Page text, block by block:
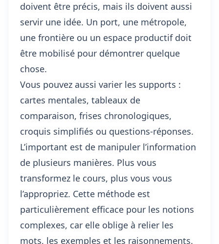
doivent être précis, mais ils doivent aussi
servir une idée. Un port, une métropole,
une frontière ou un espace productif doit
être mobilisé pour démontrer quelque
chose.
Vous pouvez aussi varier les supports :
cartes mentales, tableaux de
comparaison, frises chronologiques,
croquis simplifiés ou questions-réponses.
L’important est de manipuler l’information
de plusieurs manières. Plus vous
transformez le cours, plus vous vous
l’appropriez. Cette méthode est
particulièrement efficace pour les notions
complexes, car elle oblige à relier les
mots, les exemples et les raisonnements.